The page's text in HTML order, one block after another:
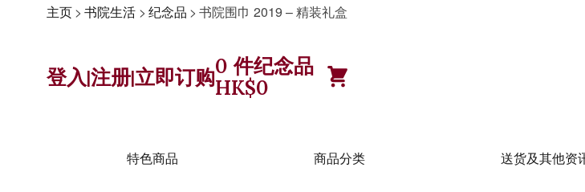
主页> 书院生活 > 纪念品 > 书院围巾 2019 – 精装礼盒
登入|注册|立即订购0 件纪念品
HK$0
特色商品 商品分类 送货及其他资